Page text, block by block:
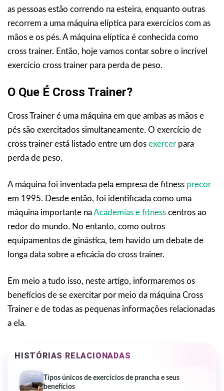
as pessoas estão correndo na esteira, enquanto outras
recorrem a uma máquina elíptica para exercícios com as
mãos e os pés. A máquina elíptica é conhecida como
cross trainer. Então, hoje vamos contar sobre o incrível
exercício cross trainer para perda de peso.
O Que É Cross Trainer?
Cross Trainer é uma máquina em que ambas as mãos e
pés são exercitados simultaneamente. O exercício de
cross trainer está listado entre um dos exercer para
perda de peso.
A máquina foi inventada pela empresa de fitness precor
em 1995. Desde então, foi identificada como uma
máquina importante naAcademias e fitness centros ao
redor do mundo. No entanto, como outros
equipamentos de ginástica, tem havido um debate de
longa data sobre a eficácia do cross trainer.
Em meio a tudo isso, neste artigo, informaremos os
benefícios de se exercitar por meio da máquina Cross
Trainer e de todas as pequenas informações relacionadas
a ela.
HISTÓRIAS RELACIONADAS
Tipos únicos de exercícios de prancha e seus
benefícios